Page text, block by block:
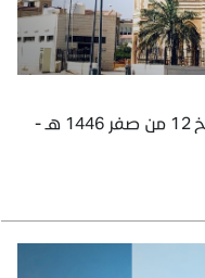
خطبة الجمعة المذاعة والموزعة بتاريخ 12 من صفر 1446 هـ -